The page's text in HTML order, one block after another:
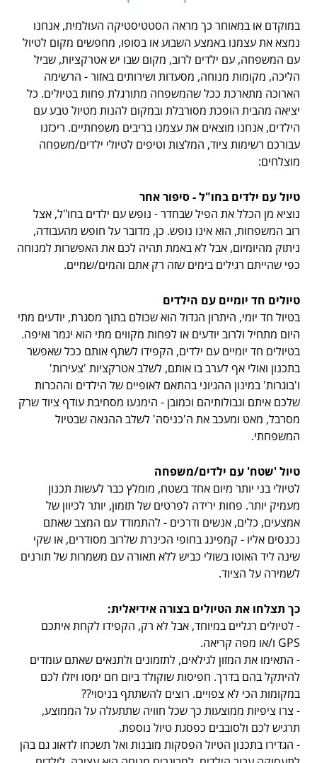
במוקדם או במאוחר כך מראה הסטטיסטיקה העולמית, אנחנו
נמצא את עצמנו באמצע השבוע או בסופו, מחפשים מקום לטיול
עם המשפחה, עם ילדים לרוב, מקום שבו יש אטרקציות, שביל
הליכה, מקומות מנוחה, מסעדות ושירותים באזור - הרשימה
הארוכה מתארכת ככל שהמשפחה מתורגלת פחות בטיולים. כל
יציאה מהבית הופכת מסורבלת ובמקום להנות מטיול טבע עם
הילדים, אנחנו מוצאים את עצמנו בריבים משפחתיים. ריכזנו
עבורכם רשימות ציוד, המלצות וטיפים לטיולי ילדים/משפחה
מוצלחים:
טיול עם ילדים בחו"ל - סיפור אחר
נוציא מן הכלל את הפיל שבחדר - נופש עם ילדים בחו"ל, אצל
רוב המשפחות, הוא אינו נופש. כן, מדובר על חופש מהעבודה,
ניתוק מהיומיום, אבל לא באמת תהיה לכם את האפשרות למנוחה
כפי שהייתם רגילים בימים שזה רק אתם והמים/שמיים.
טיולים חד יומיים עם הילדים
בטיול חד יומי, היתרון הגדול הוא שכולם בתוך מסגרת, יודעים מתי
היום מתחיל ולרוב יודעים או לפחות מקווים מתי הוא יגמר ואיפה.
בטיולים חד יומיים עם ילדים, הקפידו לשתף אותם ככל שאפשר
בתכנון ואולי אף לערב בו אותם, לשלב אטרקציות 'צעירות'
ו'בוגרות' במינון ההגיוני בהתאם לאופיים של הילדים וההכרות
שלכם איתם וגבולותיהם וכמובן - הימנעו מסחיבת עודף ציוד שרק
מסרבל, מאט ומעכב את ה'כניסה' לשלב ההנאה שבטיול
המשפחתי.
טיול 'שטח' עם ילדים/משפחה
לטיולי בני יותר מיום אחד בשטח, מומלץ כבר לעשות תכנון
מעמיק יותר. פחות ירידה לפרטים של תזמון, יותר לכיוון של
אמצעים, כלים, אנשים ודרכים - להתמודד עם המצב שאתם
נכנסים אליו - קמפינג בחופי הכינרת שלרוב מסודרים, או שקי
שינה ליד האוטו בשולי כביש ללא תאורה עם משמרות של תורנים
לשמירה על הציוד.
כך תצלחו את הטיולים בצורה אידיאלית:
- לטיולים רגליים במיוחד, אבל לא רק, הקפידו לקחת איתכם
GPS ו/או מפה קריאה.
- התאימו את המזון לגילאים, לתזמונים ולתנאים שאתם עומדים
להיתקל בהם בדרך. חפיסות שוקולד ביום חם ימסו ויזלו לכם
במקומות הכי לא צפויים. רוצים להשתתף בניסוי??
- צרו ציפיות ממוצעות כך שכל חוויה שתתעלה על הממוצע,
תרגיש לכם ולסובבים כפסגת טיול נוספת.
- הגדירו בתכנון הטיול הפסקות מובנות ואל תשכחו לדאוג גם בהן